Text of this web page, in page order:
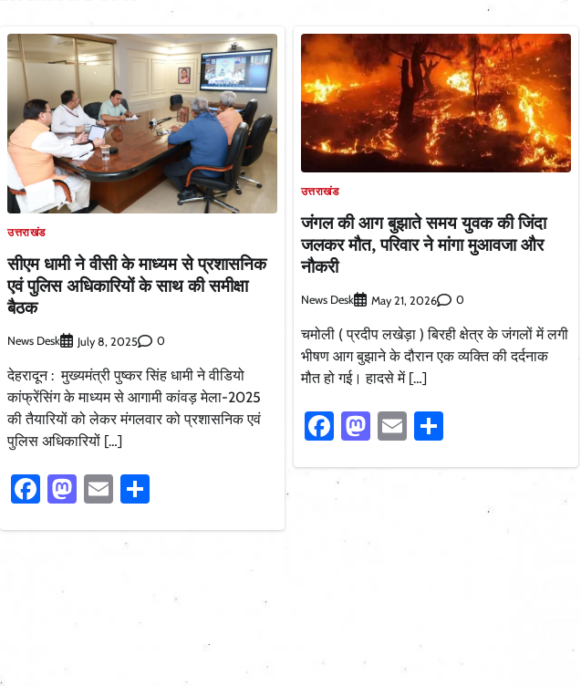
उत्तराखंड
सीएम धामी ने वीसी के माध्यम से प्रशासनिक
एवं पुलिस अधिकारियों के साथ की समीक्षा
बैठक
News Desk July 8, 2025 0
देहरादून : मुख्यमंत्री पुष्कर सिंह धामी ने वीडियो
कांफ्रेंसिंग के माध्यम से आगामी कांवड़ मेला-2025
की तैयारियों को लेकर मंगलवार को प्रशासनिक एवं
पुलिस अधिकारियों […]
Facebook
Mastodon
Email
उत्तराखंड
जंगल की आग बुझाते समय युवक की जिंदा
जलकर मौत, परिवार ने मांगा मुआवजा और
नौकरी
News Desk May 21, 2026 0
चमोली ( प्रदीप लखेड़ा ) बिरही क्षेत्र के जंगलों में लगी
भीषण आग बुझाने के दौरान एक व्यक्ति की दर्दनाक
मौत हो गई। हादसे में […]
Facebook
Mastodon
EmailShare